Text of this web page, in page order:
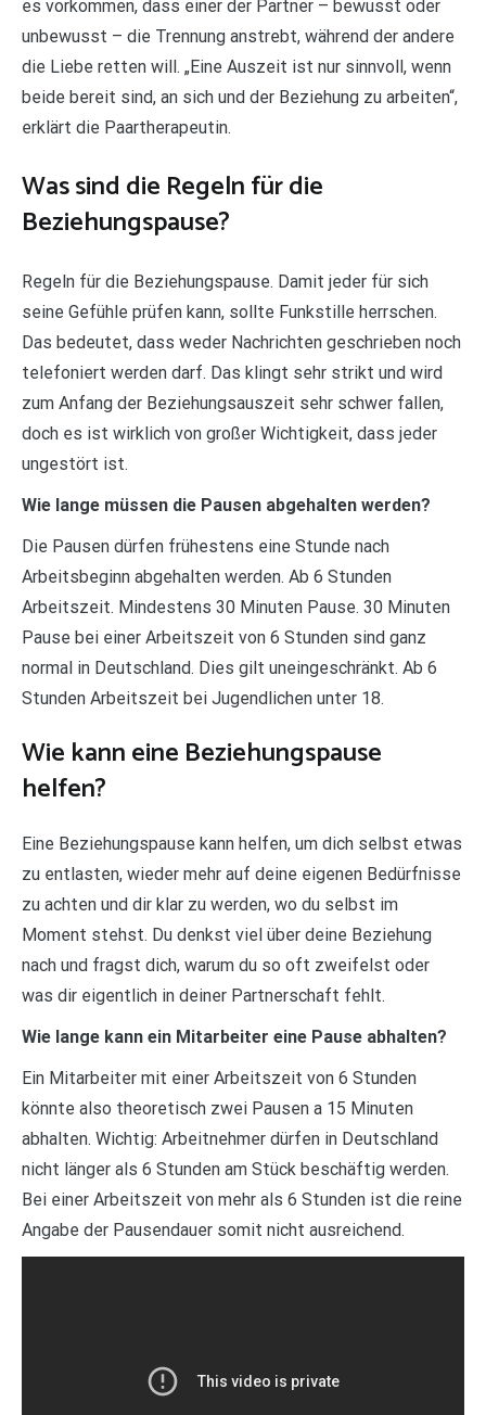
es vorkommen, dass einer der Partner – bewusst oder
unbewusst – die Trennung anstrebt, während der andere
die Liebe retten will. „Eine Auszeit ist nur sinnvoll, wenn
beide bereit sind, an sich und der Beziehung zu arbeiten“,
erklärt die Paartherapeutin.
Was sind die Regeln für die
Beziehungspause?
Regeln für die Beziehungspause. Damit jeder für sich
seine Gefühle prüfen kann, sollte Funkstille herrschen.
Das bedeutet, dass weder Nachrichten geschrieben noch
telefoniert werden darf. Das klingt sehr strikt und wird
zum Anfang der Beziehungsauszeit sehr schwer fallen,
doch es ist wirklich von großer Wichtigkeit, dass jeder
ungestört ist.
Wie lange müssen die Pausen abgehalten werden?
Die Pausen dürfen frühestens eine Stunde nach
Arbeitsbeginn abgehalten werden. Ab 6 Stunden
Arbeitszeit. Mindestens 30 Minuten Pause. 30 Minuten
Pause bei einer Arbeitszeit von 6 Stunden sind ganz
normal in Deutschland. Dies gilt uneingeschränkt. Ab 6
Stunden Arbeitszeit bei Jugendlichen unter 18.
Wie kann eine Beziehungspause
helfen?
Eine Beziehungspause kann helfen, um dich selbst etwas
zu entlasten, wieder mehr auf deine eigenen Bedürfnisse
zu achten und dir klar zu werden, wo du selbst im
Moment stehst. Du denkst viel über deine Beziehung
nach und fragst dich, warum du so oft zweifelst oder
was dir eigentlich in deiner Partnerschaft fehlt.
Wie lange kann ein Mitarbeiter eine Pause abhalten?
Ein Mitarbeiter mit einer Arbeitszeit von 6 Stunden
könnte also theoretisch zwei Pausen a 15 Minuten
abhalten. Wichtig: Arbeitnehmer dürfen in Deutschland
nicht länger als 6 Stunden am Stück beschäftig werden.
Bei einer Arbeitszeit von mehr als 6 Stunden ist die reine
Angabe der Pausendauer somit nicht ausreichend.